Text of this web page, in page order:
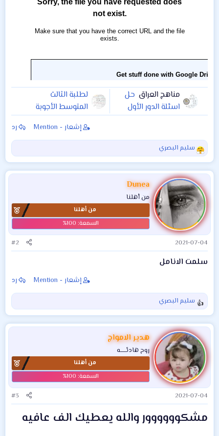
مناهج العراق حل
اسئلة الدور الأول
مادة العربي للصف
العراق2021 للاستاذ
رشيد البدري
لطلبة الثالث
المتوسط الأجوبة
النموذجية لمادة اللغة
العربية الامتحان
الوزاري (خارج القطر)
الدور الأول (2021).
إعداد الأستاذ أحمد
إشعار - Mention رد
ا
ل
ت
ف
ا
ع
ل
ا
ت
:
سليم البصري
Dunea
من أهلنا
من أهلنا
2021-07-04
#2
سلمت الانامل
إشعار - Mention رد
ا
ل
ت
ف
ا
ع
ل
ا
ت
:
سليم البصري
هدير الامواج
روح هادئــــــه
من أهلنا
2021-07-04
#3
مشكوووووور والله يعطيك الف عافيه